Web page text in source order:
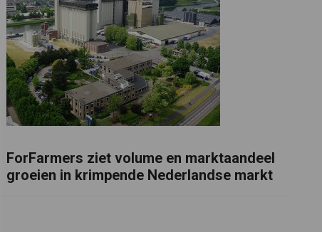
ForFarmers ziet volume en marktaandeel
groeien in krimpende Nederlandse markt